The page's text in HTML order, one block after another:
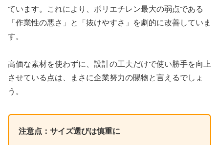
ています。これにより、ポリエチレン最大の弱点である
「作業性の悪さ」と「抜けやすさ」を劇的に改善していま
す。
高価な素材を使わずに、設計の工夫だけで使い勝手を向上
させている点は、まさに企業努力の賜物と言えるでしょ
う。
注意点：サイズ選びは慎重に